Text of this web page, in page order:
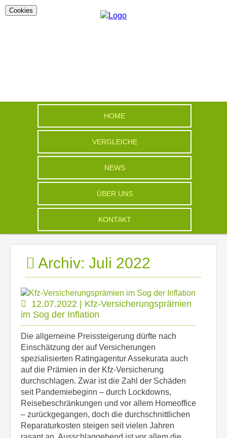
HOME
VERGLEICHE
NEWS
ÜBER UNS
KONTAKT
Archiv: Juli 2022
12.07.2022 | Kfz-Versicherungsprämien
im Sog der Inflation
Die allgemeine Preissteigerung dürfte nach
Einschätzung der auf Versicherungen
spezialisierten Ratingagentur Assekurata auch
auf die Prämien in der Kfz-Versicherung
durchschlagen. Zwar ist die Zahl der Schäden
seit Pandemiebeginn – durch Lockdowns,
Reisebeschränkungen und vor allem Homeoffice
– zurückgegangen, doch die durchschnittlichen
Reparaturkosten steigen seit vielen Jahren
Cookies